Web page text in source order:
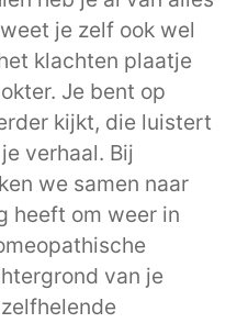
je zelf ook wel
klachten plaatje
Je bent op
kijkt, die luistert
verhaal. Bij
we samen naar
heeft om weer in
van je